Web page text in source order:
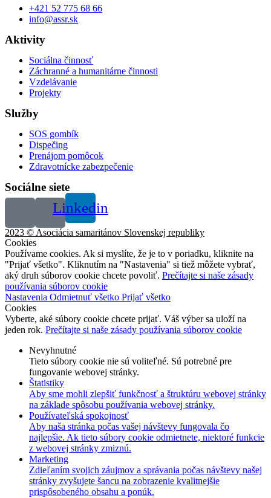
+421 52 775 68 66
info@assr.sk
Aktivity
Sociálna činnosť
Záchranné a humanitárne činnosti
Vzdelávanie
Projekty
Služby
SOS gombík
Dispečing
Prenájom pomôcok
Zdravotnícke zabezpečenie
Sociálne siete
Linkedin
2023 © Asociácia samaritánov Slovenskej republiky
Cookies
Používame cookies. Ak si myslíte, že je to v poriadku, kliknite na
"Prijať všetko". Kliknutím na "Nastavenia" si tiež môžete vybrať,
aký druh súborov cookie chcete povoliť. Prečítajte si naše zásady
používania súborov cookie
Nastavenia Odmietnuť všetko Prijať všetko
Cookies
Vyberte, aké súbory cookie chcete prijať. Váš výber sa uloží na
jeden rok. Prečítajte si naše zásady používania súborov cookie
Nevyhnutné
Tieto súbory cookie nie sú voliteľné. Sú potrebné pre
fungovanie webovej stránky.
Štatistiky
Aby sme mohli zlepšiť funkčnosť a štruktúru webovej stránky
na základe spôsobu používania webovej stránky.
Používateľská spokojnosť
Aby naša stránka počas vašej návštevy fungovala čo
najlepšie. Ak tieto súbory cookie odmietnete, niektoré funkcie
z webovej stránky zmiznú.
Marketing
Zdieľaním svojich záujmov a správania počas návštevy našej
stránky zvyšujete šancu na zobrazenie kvalitnejšie
prispôsobeného obsahu a ponúk.